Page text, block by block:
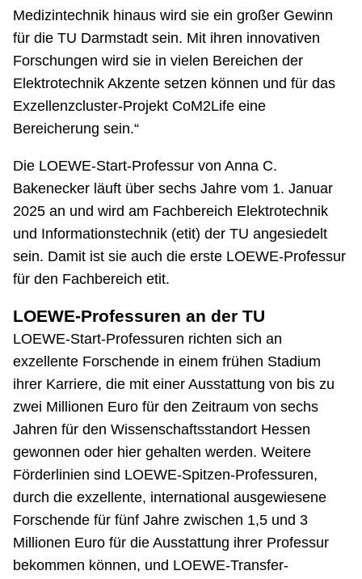
Medizintechnik hinaus wird sie ein großer Gewinn
für die TU Darmstadt sein. Mit ihren innovativen
Forschungen wird sie in vielen Bereichen der
Elektrotechnik Akzente setzen können und für das
Exzellenzcluster-Projekt CoM2Life eine
Bereicherung sein.“
Die LOEWE-Start-Professur von Anna C.
Bakenecker läuft über sechs Jahre vom 1. Januar
2025 an und wird am Fachbereich Elektrotechnik
und Informationstechnik (etit) der TU angesiedelt
sein. Damit ist sie auch die erste LOEWE-Professur
für den Fachbereich etit.
LOEWE-Professuren an der TU
LOEWE-Start-Professuren richten sich an
exzellente Forschende in einem frühen Stadium
ihrer Karriere, die mit einer Ausstattung von bis zu
zwei Millionen Euro für den Zeitraum von sechs
Jahren für den Wissenschaftsstandort Hessen
gewonnen oder hier gehalten werden. Weitere
Förderlinien sind LOEWE-Spitzen-Professuren,
durch die exzellente, international ausgewiesene
Forschende für fünf Jahre zwischen 1,5 und 3
Millionen Euro für die Ausstattung ihrer Professur
bekommen können, und LOEWE-Transfer-